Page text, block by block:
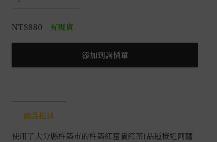
NT$880 有現貨
人
紅
梅
添加到詢價單
商品描述
使用了大分縣杵築市的杵築紅富貴紅茶(品種接近阿薩